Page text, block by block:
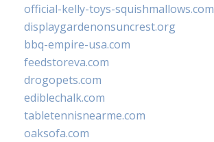
official-kelly-toys-squishmallows.com
displaygardenonsuncrest.org
bbq-empire-usa.com
feedstoreva.com
drogopets.com
ediblechalk.com
tabletennisnearme.com
oaksofa.com